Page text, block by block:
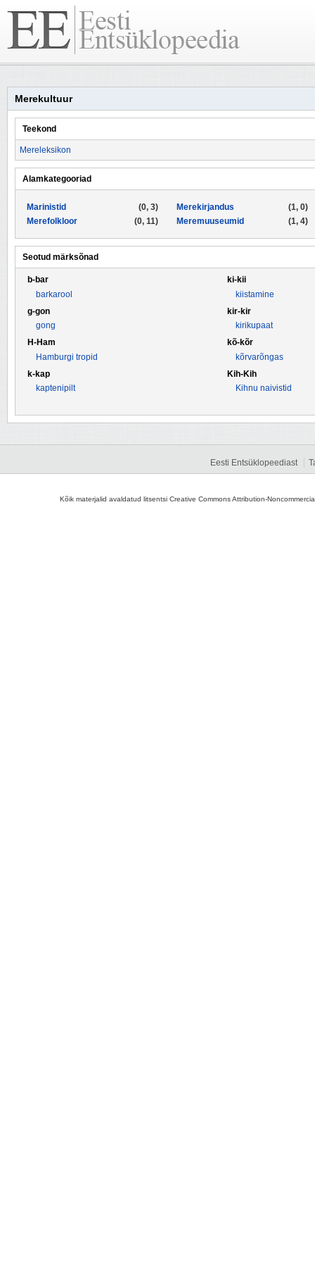
Merekultuur
Teekond
Mereleksikon
Alamkategooriad
(0, 3)
Marinistid
(0, 11)
Merefolkloor
(1, 0)
Merekirjandus
(1, 4)
Meremuuseumid
Seotud märksõnad
b-bar
barkarool
g-gon
gong
H-Ham
Hamburgi tropid
k-kap
kaptenipilt
ki-kii
kiistamine
kir-kir
kirikupaat
kõ-kõr
kõrvarõngas
Kih-Kih
Kihnu naivistid
Eesti Entsüklopeediast
Kõik materjalid avaldatud litsentsi Creative Commons Attribution-